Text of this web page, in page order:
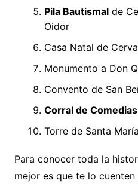
Pila Bautismalde
Oidor
Casa Natal de
Monumento a Don
Convento de San
Corral de Comedias
Torre de Santa María
Para conocer toda la
mejor es que te lo